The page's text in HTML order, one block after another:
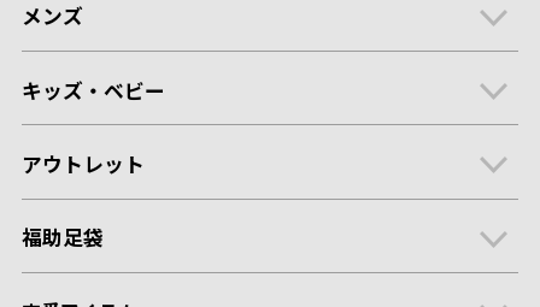
メンズ
キッズ・ベビー
アウトレット
福助足袋